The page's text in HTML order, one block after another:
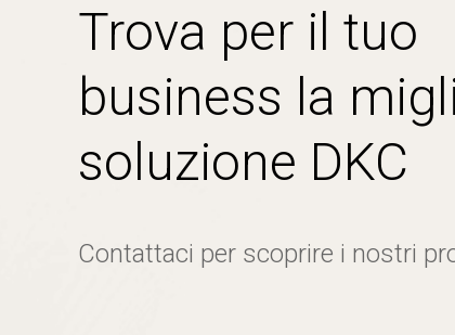
Trova per il tuo
business la
soluzione DKC
Contattaci per scoprire i nostri